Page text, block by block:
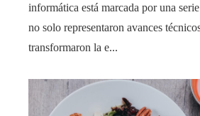
informática está marcada por una
no solo representaron avances
transformaron la e...